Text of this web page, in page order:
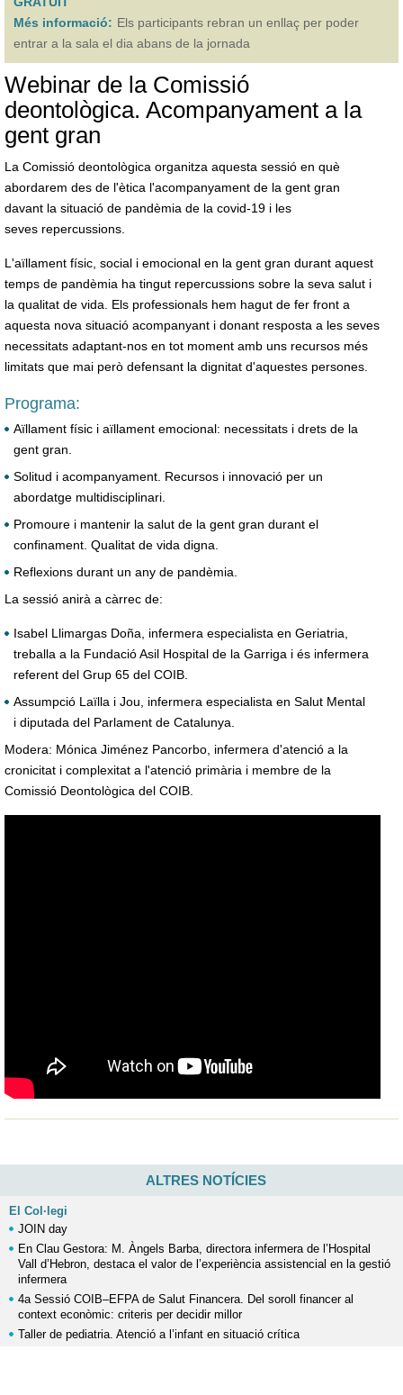
Més informació: Els participants rebran un enllaç per poder
entrar a la sala el dia abans de la jornada
Webinar de la Comissió
deontològica. Acompanyament a la
gent gran
La Comissió deontològica organitza aquesta sessió en què
abordarem des de l'ètica l'acompanyament de la gent gran
davant la situació de pandèmia de la covid-19 i les
seves repercussions.
L'aïllament físic, social i emocional en la gent gran durant aquest
temps de pandèmia ha tingut repercussions sobre la seva salut i
la qualitat de vida. Els professionals hem hagut de fer front a
aquesta nova situació acompanyant i donant resposta a les seves
necessitats adaptant-nos en tot moment amb uns recursos més
limitats que mai però defensant la dignitat d'aquestes persones.
Programa:
Aïllament físic i aïllament emocional: necessitats i drets de la
gent gran.
Solitud i acompanyament. Recursos i innovació per un
abordatge multidisciplinari.
Promoure i mantenir la salut de la gent gran durant el
confinament. Qualitat de vida digna.
Reflexions durant un any de pandèmia.
La sessió anirà a càrrec de:
Isabel Llimargas Doña, infermera especialista en Geriatria,
treballa a la Fundació Asil Hospital de la Garriga i és infermera
referent del Grup 65 del COIB.
Assumpció Laïlla i Jou, infermera especialista en Salut Mental
i diputada del Parlament de Catalunya.
Modera: Mónica Jiménez Pancorbo, infermera d'atenció a la
cronicitat i complexitat a l'atenció primària i membre de la
Comissió Deontològica del COIB.
ALTRES NOTÍCIES
El Col·legi
JOIN day
En Clau Gestora: M. Àngels Barba, directora infermera de l’Hospital
Vall d’Hebron, destaca el valor de l’experiència assistencial en la gestió
infermera
4a Sessió COIB–EFPA de Salut Financera. Del soroll financer al
context econòmic: criteris per decidir millor
Taller de pediatria. Atenció a l’infant en situació crítica